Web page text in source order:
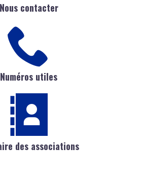
Nous contacter
Numéros utiles
des associations